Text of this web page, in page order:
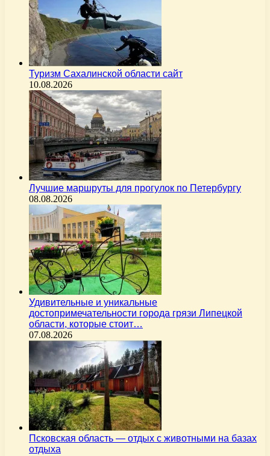
Туризм Сахалинской области сайт
10.08.2026
Лучшие маршруты для прогулок по Петербургу
08.08.2026
Удивительные и уникальные
достопримечательности города грязи Липецкой
области, которые стоит…
07.08.2026
Псковская область — отдых с животными на базах
отдыха